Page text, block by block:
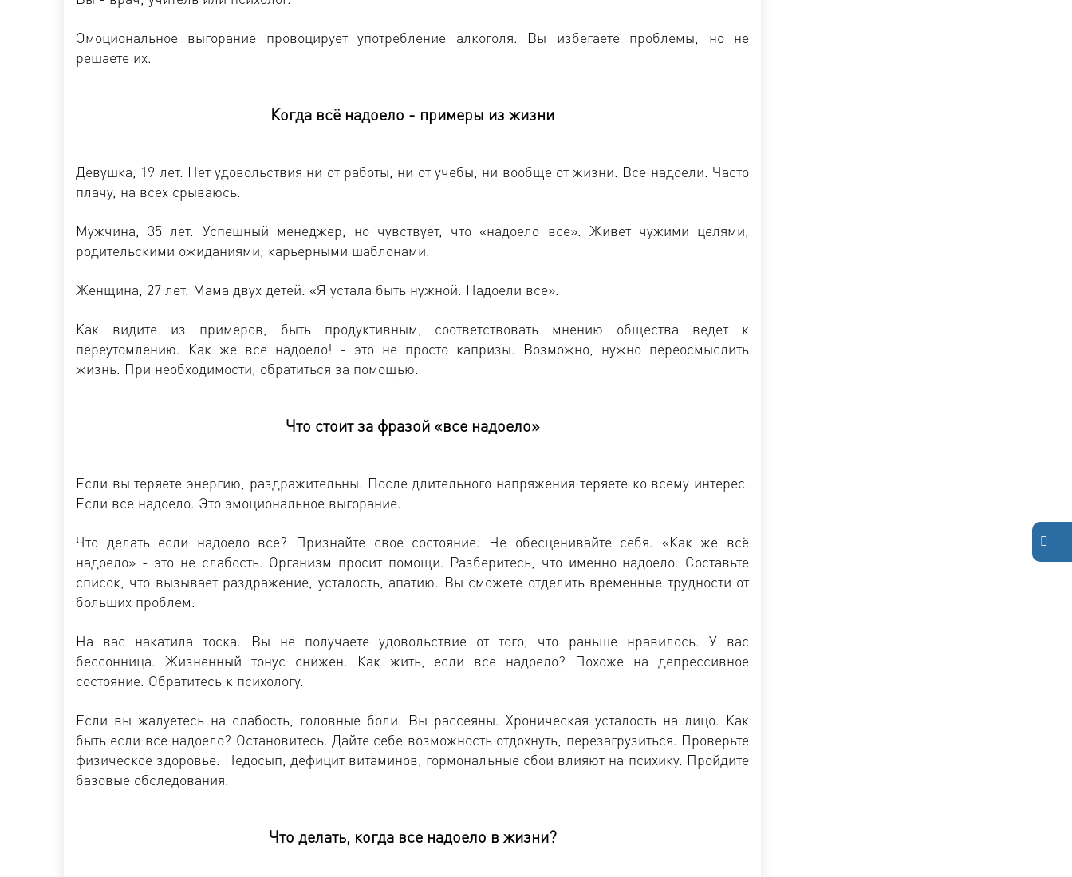
Эмоциональное выгорание провоцирует употребление алкоголя. Вы избегаете проблемы, но не
решаете их.
Когда всё надоело - примеры из жизни
Девушка, 19 лет. Нет удовольствия ни от работы, ни от учебы, ни вообще от жизни. Все надоели. Часто
плачу, на всех срываюсь.
Мужчина, 35 лет. Успешный менеджер, но чувствует, что «надоело все». Живет чужими целями,
родительскими ожиданиями, карьерными шаблонами.
Женщина, 27 лет. Мама двух детей. «Я устала быть нужной. Надоели все».
Как видите из примеров, быть продуктивным, соответствовать мнению общества ведет к
переутомлению. Как же все надоело! - это не просто капризы. Возможно, нужно переосмыслить
жизнь. При необходимости, обратиться за помощью.
Что стоит за фразой «все надоело»
Если вы теряете энергию, раздражительны. После длительного напряжения теряете ко всему интерес.
Если все надоело. Это эмоциональное выгорание.
Что делать если надоело все? Признайте свое состояние. Не обесценивайте себя. «Как же всё
надоело» - это не слабость. Организм просит помощи. Разберитесь, что именно надоело. Составьте
список, что вызывает раздражение, усталость, апатию. Вы сможете отделить временные трудности от
больших проблем.
На вас накатила тоска. Вы не получаете удовольствие от того, что раньше нравилось. У вас
бессонница. Жизненный тонус снижен. Как жить, если все надоело? Похоже на депрессивное
состояние. Обратитесь к психологу.
Если вы жалуетесь на слабость, головные боли. Вы рассеяны. Хроническая усталость на лицо. Как
быть если все надоело? Остановитесь. Дайте себе возможность отдохнуть, перезагрузиться. Проверьте
физическое здоровье. Недосып, дефицит витаминов, гормональные сбои влияют на психику. Пройдите
базовые обследования.
Что делать, когда все надоело в жизни?